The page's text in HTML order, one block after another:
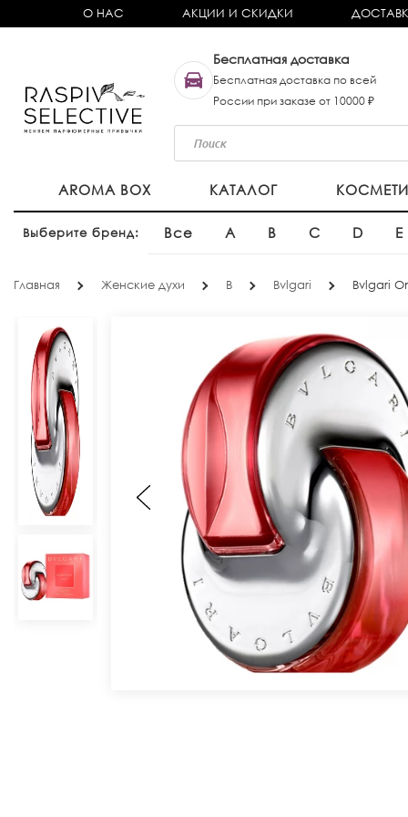
О НАС АКЦИИ И СКИДКИ
Бесплатная доставка
Бесплатная доставка по всей
России при заказе от 10000 ₽
AROMA BOX КАТАЛОГ
Выберите бренд: Все A B C D E
Главная Женские духи B Bvlgari Bvlgari